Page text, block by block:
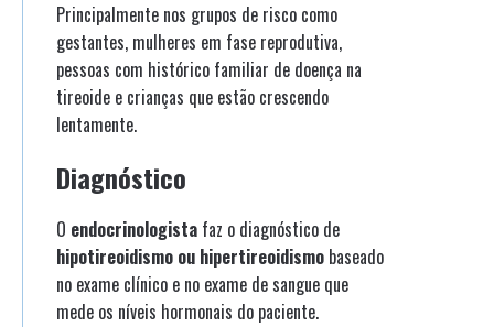
Principalmente nos grupos de risco como
gestantes, mulheres em fase reprodutiva,
pessoas com histórico familiar de doença na
tireoide e crianças que estão crescendo
lentamente.
Diagnóstico
O endocrinologista faz o diagnóstico de
hipotireoidismo ou hipertireoidismo baseado
no exame clínico e no exame de sangue que
mede os níveis hormonais do paciente.